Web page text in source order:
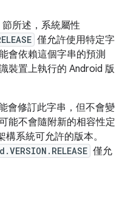
節所述，系統屬性
僅允許使用特定字
會依賴這個字串的預測
裝置上執行的 Android 版
會修訂此字串，但不會變
能不會隨附新的相容性定
系統可允許的版本。
僅允